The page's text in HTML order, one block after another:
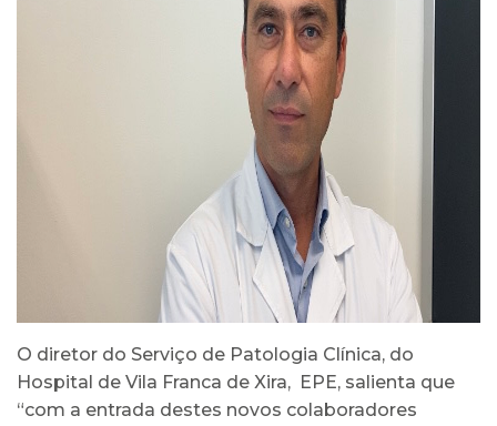
O diretor do Serviço de Patologia Clínica, do
Hospital de Vila Franca de Xira, EPE, salienta que
“com a entrada destes novos colaboradores